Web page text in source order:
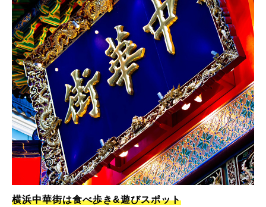
横浜中華街は食べ歩き&遊びスポット